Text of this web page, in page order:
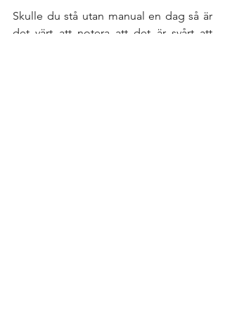
Skulle du stå utan manual en dag så är
det värt att notera att det är svårt att